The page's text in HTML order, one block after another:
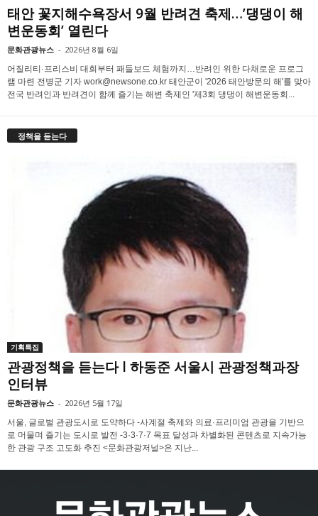
태안 꽃지해수욕장서 9월 반려견 축제…’댕댕이 해
변운동회’ 열린다
문화관광뉴스 - 2026년 8월 6일
어질리티·프리스비 대회부터 패들보드 체험까지…반려인 위한 다채로운 프로그
램 마련 전병군 기자 work@newsone.co.kr 태안군이 '2026 태안방문의 해'를 맞아
전국 반려인과 반려견이 함께 즐기는 해변 축제인 '제3회 댕댕이 해변운동회...
정책을 듣는다
기획특집
관광정책을 듣는다 l 하동준 서울시 관광정책과장
인터뷰
문화관광뉴스 - 2026년 5월 17일
서울, 글로벌 관광도시로 도약하다 -사계절 축제와 의료·프리미엄 관광을 기반으
로 머물며 즐기는 도시로 발전 -3·3·7·7 목표 달성과 차별화된 콘텐츠로 지속가능
한 관광 구조 고도화 추진 <문화관광저널>은 지난...